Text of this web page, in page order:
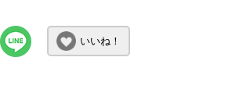
いいね！